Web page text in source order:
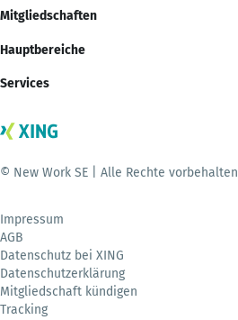
Mitgliedschaften
Hauptbereiche
Services
© New Work SE | Alle Rechte vorbehalten
Impressum
AGB
Datenschutz bei XING
Datenschutzerklärung
Mitgliedschaft kündigen
Tracking